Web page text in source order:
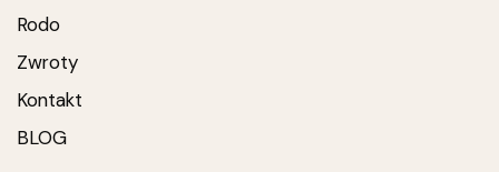
Rodo
Zwroty
Kontakt
BLOG